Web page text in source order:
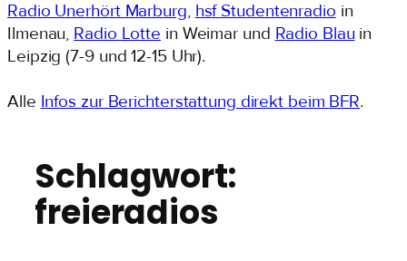
Radio Unerhört Marburg, hsf Studentenradio in
Ilmenau, Radio Lotte in Weimar und Radio Blau in
Leipzig (7-9 und 12-15 Uhr).
Alle Infos zur Berichterstattung direkt beim BFR.
Schlagwort:
freieradios